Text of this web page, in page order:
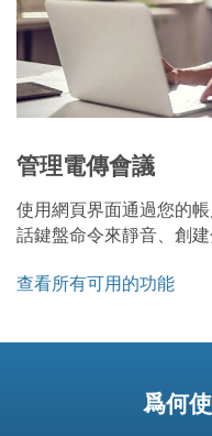
管理電傳會議
使用網頁界面通過您的
話鍵盤命令來靜音、創
查看所有可用的功能
爲何